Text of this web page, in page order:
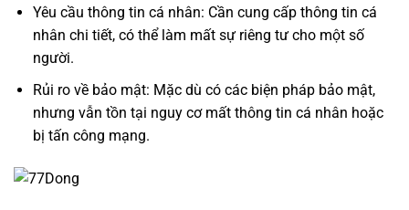
Yêu cầu thông tin cá nhân: Cần cung cấp thông tin cá
nhân chi tiết, có thể làm mất sự riêng tư cho một số
người.
Rủi ro về bảo mật: Mặc dù có các biện pháp bảo mật,
nhưng vẫn tồn tại nguy cơ mất thông tin cá nhân hoặc
bị tấn công mạng.